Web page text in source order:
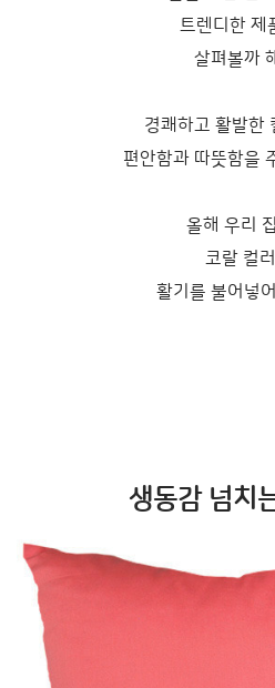
트렌디한 제
살펴볼까
경쾌하고 활발한
편안함과 따뜻함을
올해 우리
코랄 컬
활기를 불어넣
생동감 넘치